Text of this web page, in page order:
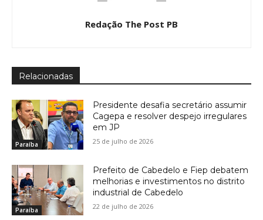
Redação The Post PB
Relacionadas
Paraíba
Presidente desafia secretário assumir
Cagepa e resolver despejo irregulares
em JP
25 de julho de 2026
Paraíba
Prefeito de Cabedelo e Fiep debatem
melhorias e investimentos no distrito
industrial de Cabedelo
22 de julho de 2026